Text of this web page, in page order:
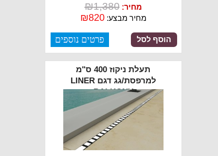
מחיר: ₪1,380
מחיר מבצע: ₪820
פרטים נוספים הוסף לסל
תעלת ניקוז 400 ס"מ
למרפסת/גג דגם LINER
BALKONY